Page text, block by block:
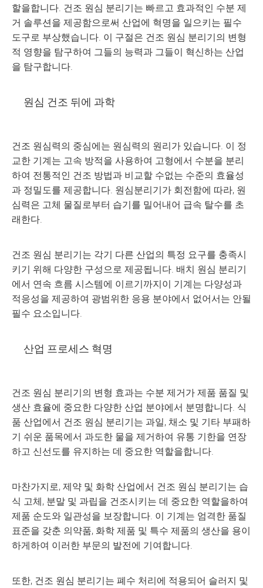
할을합니다. 건조 원심 분리기는 빠르고 효과적인 수분 제
거 솔루션을 제공함으로써 산업에 혁명을 일으키는 필수
도구로 부상했습니다. 이 구절은 건조 원심 분리기의 변형
적 영향을 탐구하여 그들의 능력과 그들이 혁신하는 산업
을 탐구합니다.
원심 건조 뒤에 과학
건조 원심력의 중심에는 원심력의 원리가 있습니다. 이 정
교한 기계는 고속 방적을 사용하여 고형에서 수분을 분리
하여 전통적인 건조 방법과 비교할 수없는 수준의 효율성
과 정밀도를 제공합니다. 원심분리기가 회전함에 따라, 원
심력은 고체 물질로부터 습기를 밀어내어 급속 탈수를 초
래한다.
건조 원심 분리기는 각기 다른 산업의 특정 요구를 충족시
키기 위해 다양한 구성으로 제공됩니다. 배치 원심 분리기
에서 연속 흐름 시스템에 이르기까지이 기계는 다양성과
적응성을 제공하여 광범위한 응용 분야에서 없어서는 안될
필수 요소입니다.
산업 프로세스 혁명
건조 원심 분리기의 변형 효과는 수분 제거가 제품 품질 및
생산 효율에 중요한 다양한 산업 분야에서 분명합니다. 식
품 산업에서 건조 원심 분리기는 과일, 채소 및 기타 부패하
기 쉬운 품목에서 과도한 물을 제거하여 유통 기한을 연장
하고 신선도를 유지하는 데 중요한 역할을합니다.
마찬가지로, 제약 및 화학 산업에서 건조 원심 분리기는 습
식 고체, 분말 및 과립을 건조시키는 데 중요한 역할을하여
제품 순도와 일관성을 보장합니다. 이 기계는 엄격한 품질
표준을 갖춘 의약품, 화학 제품 및 특수 제품의 생산을 용이
하게하여 이러한 부문의 발전에 기여합니다.
또한, 건조 원심 분리기는 폐수 처리에 적용되어 슬러지 및